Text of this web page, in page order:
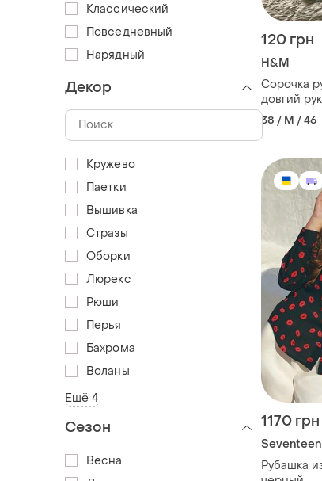
120 грн
H&M
Сорочка
довгий
38 / M / 46
1170 грн
Seventeen
Рубашка
Классический
Повседневный
Нарядный
Декор
Кружево
Паетки
Вышивка
Стразы
Оборки
Люрекс
Рюши
Перья
Бахрома
Воланы
Ещё 4
Сезон
Весна